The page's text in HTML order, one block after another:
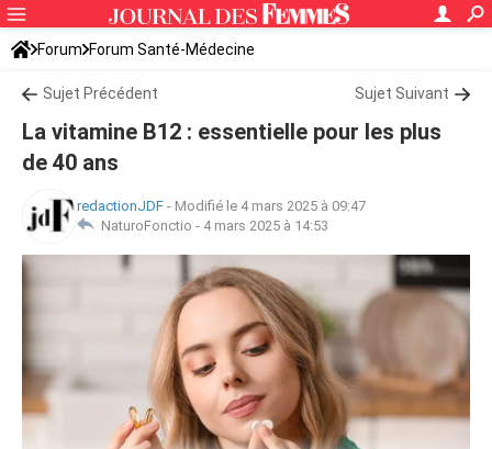
Forum Forum Santé-Médecine
Symptômes et maladies courantes
Sujet Précédent Sujet Suivant
La vitamine B12 : essentielle pour les plus
de 40 ans
redactionJDF - Modifié le 4 mars 2025 à 09:47
NaturoFonctio - 4 mars 2025 à 14:53